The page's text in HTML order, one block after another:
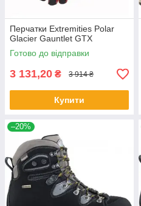
Перчатки Extremities Polar
Glacier Gauntlet GTX
Готово до відправки
3 131,20 ₴ 3 914 ₴
Купити
–20%